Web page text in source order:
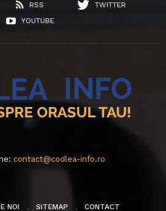
RSS
TWITTER
YOUTUBE
contact@codlea-info.ro
NOI SITEMAP CONTACT